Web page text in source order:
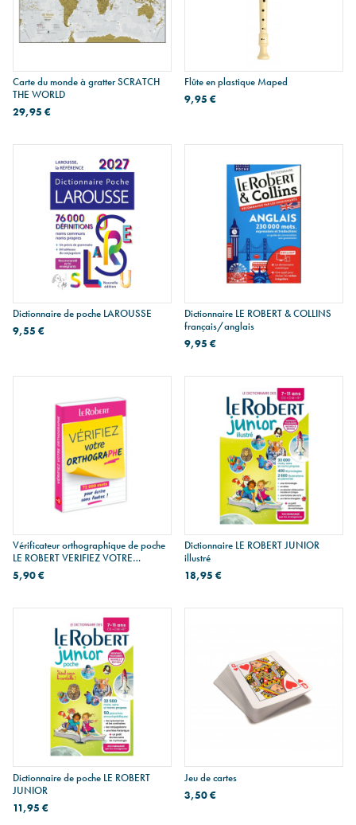
Carte du monde à gratter SCRATCH
THE WORLD
29,95 €
Flûte en plastique Maped
9,95 €
Dictionnaire de poche LAROUSSE
9,55 €
Dictionnaire LE ROBERT & COLLINS
français/anglais
9,95 €
Vérificateur orthographique de poche
LE ROBERT VERIFIEZ VOTRE
ORTHOGRAPHE
5,90 €
Dictionnaire LE ROBERT JUNIOR
illustré
18,95 €
Dictionnaire de poche LE ROBERT
JUNIOR
11,95 €
Jeu de cartes
3,50 €